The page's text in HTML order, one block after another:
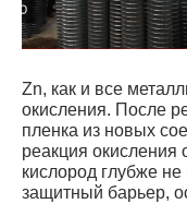
Zn, как и все
окисления. После
пленка из новых
реакция окисления
кислород глубже
защитный барьер,